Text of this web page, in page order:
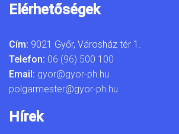
Elérhetőségek
Cím: 9021 Győr, Városház tér 1.
Telefon: 06 (96) 500 100
Email: gyor@gyor-ph.hu
polgarmester@gyor-ph.hu
Hírek